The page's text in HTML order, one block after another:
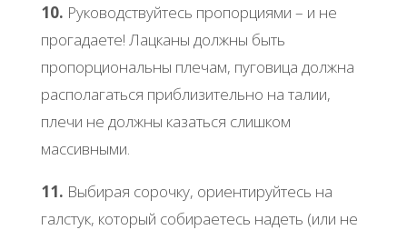
10. Руководствуйтесь пропорциями – и не
прогадаете! Лацканы должны быть
пропорциональны плечам, пуговица должна
располагаться приблизительно на талии,
плечи не должны казаться слишком
массивными.
11. Выбирая сорочку, ориентируйтесь на
галстук, который собираетесь надеть (или не